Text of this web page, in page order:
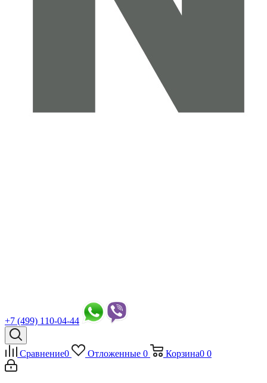
+7 (499) 110-04-44
Сравнение0 Отложенные 0 Корзина0 0